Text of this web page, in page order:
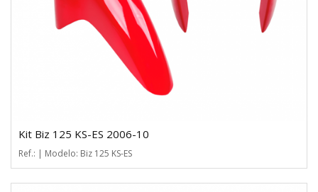
Kit Biz 125 KS-ES 2006-10
Ref.: | Modelo: Biz 125 KS-ES